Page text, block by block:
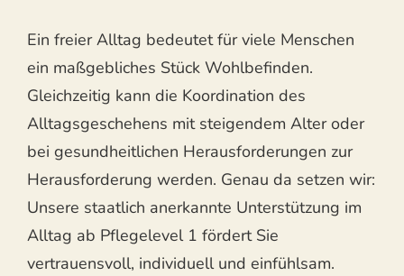
Ein freier Alltag bedeutet für viele Menschen
ein maßgebliches Stück Wohlbefinden.
Gleichzeitig kann die Koordination des
Alltagsgeschehens mit steigendem Alter oder
bei gesundheitlichen Herausforderungen zur
Herausforderung werden. Genau da setzen wir:
Unsere staatlich anerkannte Unterstützung im
Alltag ab Pflegelevel 1 fördert Sie
vertrauensvoll, individuell und einfühlsam.